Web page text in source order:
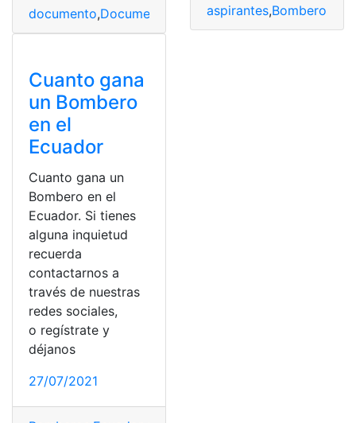
documento,Documentos ganar,laboral,Ministerio de
aspirantes,Bomberos
Cuanto gana
un Bombero
en el
Ecuador
Cuanto gana un
Bombero en el
Ecuador. Si tienes
alguna inquietud
recuerda
contactarnos a
través de nuestras
redes sociales,
o regístrate y
déjanos
27/07/2021